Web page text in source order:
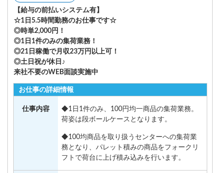
【給与の前払いシステム有】
☆1日5.5時間勤務のお仕事です☆
◎時単2,000円！
◎1日1件のみの集荷業務！
◎21日稼働で月収23万円以上可！
◎土日祝が休日♪
来社不要のWEB面談実施中
お仕事の詳細情報
仕事内容
◆1日1件のみ、100円均一商品の集荷業務。
荷姿は段ボールケースとなります。
◆100均商品を取り扱うセンターへの集荷業
務となり、パレット積みの商品をフォークリ
フトで荷台に上げ積み込みを行います。